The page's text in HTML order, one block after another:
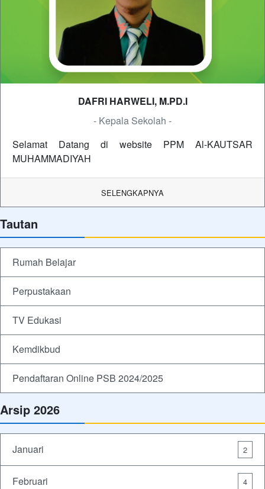
DAFRI HARWELI, M.PD.I
- Kepala Sekolah -
Selamat Datang di website PPM Al-KAUTSAR
MUHAMMADIYAH
SELENGKAPNYA
Tautan
Rumah Belajar
Perpustakaan
TV Edukasi
Kemdikbud
Pendaftaran Online PSB 2024/2025
Arsip 2026
Januari 2
Februari 4